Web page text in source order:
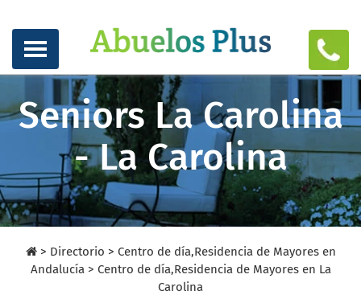
Seniors La Carolina
- La Carolina
> Directorio > Centro de día,Residencia de Mayores en
Andalucía > Centro de día,Residencia de Mayores en La
Carolina